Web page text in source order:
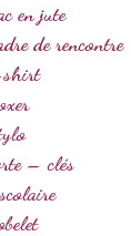
en jute
de rencontre
– clés